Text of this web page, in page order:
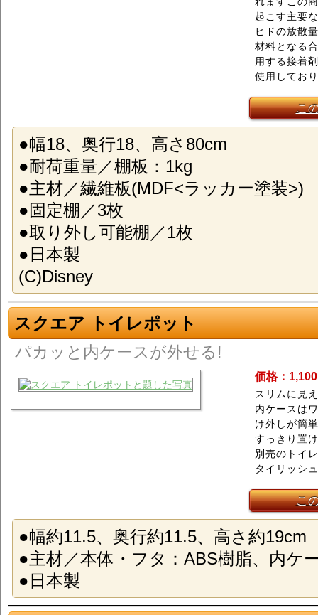
起こす主要
ヒドの放散
材料となる
用する接着
使用してお
こ
●幅18、奥行18、高さ80cm
●耐荷重量／棚板：1kg
●主材／繊維板(MDF<ラッカー塗装>)
●固定棚／3枚
●取り外し可能棚／1枚
●日本製
(C)Disney
スクエア トイレポット
パカッと内ケースが外せる!
価格：
スリムに見
内ケースは
け外しが簡
すっきり置
別売のトイ
タイリッシ
こ
●幅約11.5、奥行約11.5、高さ約19cm
●主材／本体・フタ：ABS樹脂、内ケ
●日本製